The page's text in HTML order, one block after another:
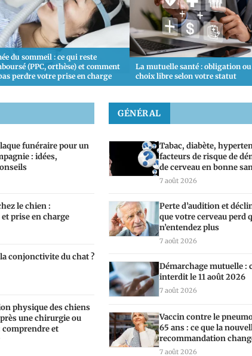
du sommeil : ce qui reste
(PPC, orthèse) et comment
perdre votre prise en charge
La mutuelle santé : obligation ou
choix libre selon votre statut
funéraire pour un
: idées,
le chien :
prise en charge
la conjonctivite du chat ?
physique des chiens
une chirurgie ou
comprendre et
GÉNÉRAL
Tabac, diabète,
facteurs de risque de
de cerveau en bonne
7 août 2026
Perte d’audition et
que votre cerveau perd
n’entendez plus
7 août 2026
Démarchage mutuelle :
interdit le 11 août 2026
7 août 2026
Vaccin contre le
65 ans : ce que la
recommandation
7 août 2026